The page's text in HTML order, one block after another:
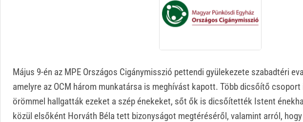
Május 9-én az MPE Országos Cigánymisszió pettendi gyülekezete szabadtéri
amelyre az OCM három munkatársa is meghívást kapott. Több dicsőítő
örömmel hallgatták ezeket a szép énekeket, sőt ők is dicsőítették Istent
közül elsőként Horváth Béla tett bizonyságot megtéréséről, valamint arról,